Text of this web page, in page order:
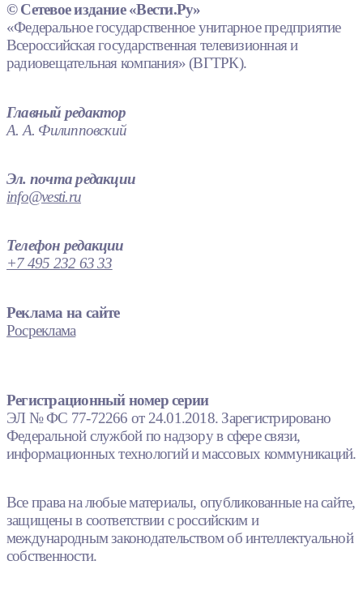
© Сетевое издание «Вести.Ру»
«Федеральное государственное унитарное предприятие
Всероссийская государственная телевизионная и
радиовещательная компания» (ВГТРК).
Главный редактор
А. А. Филипповский
Эл. почта редакции
info@vesti.ru
Телефон редакции
+7 495 232 63 33
Реклама на сайте
Росреклама
Регистрационный номер серии
ЭЛ № ФС 77-72266 от 24.01.2018. Зарегистрировано
Федеральной службой по надзору в сфере связи,
информационных технологий и массовых коммуникаций.
Все права на любые материалы, опубликованные на сайте,
защищены в соответствии с российским и
международным законодательством об интеллектуальной
собственности.